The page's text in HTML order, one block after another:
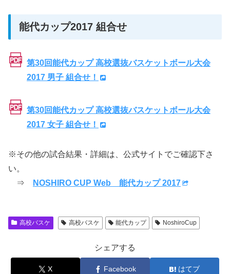
能代カップ2017 組合せ
第30回能代カップ 高校選抜バスケットボール大会
2017 男子 組合せ！
第30回能代カップ 高校選抜バスケットボール大会
2017 女子 組合せ！
※その他の試合結果・詳細は、公式サイトでご確認下さ
い。
⇒
NOSHIRO CUP Web 能代カップ 2017
高校バスケ 高校バスケ 能代カップ NoshiroCup
シェアする
X Facebook はてブ